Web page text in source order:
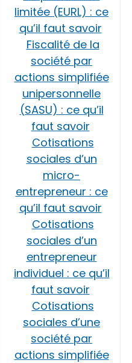
limitée (EURL) : ce
qu’il faut savoir
Fiscalité de la
société par
actions simplifiée
unipersonnelle
(SASU) : ce qu’il
faut savoir
Cotisations
sociales d’un
micro-
entrepreneur : ce
qu’il faut savoir
Cotisations
sociales d’un
entrepreneur
individuel : ce qu’il
faut savoir
Cotisations
sociales d’une
société par
actions simplifiée